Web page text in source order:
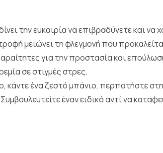
την ευκαιρία να επιβραδύνετε και να
μειώνει τη φλεγμονή που
για την προστασία και
σε στιγμές στρες.
κάντε ένα ζεστό μπάνιο, περπατήστε
έναν ειδικό αντί να